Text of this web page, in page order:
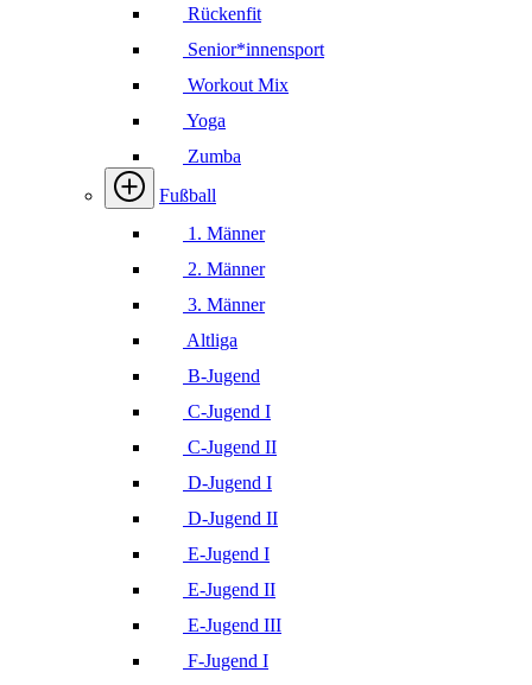
Rückenfit
Senior*innensport
Workout Mix
Yoga
Zumba
Fußball
1. Männer
2. Männer
3. Männer
Altliga
B-Jugend
C-Jugend I
C-Jugend II
D-Jugend I
D-Jugend II
E-Jugend I
E-Jugend II
E-Jugend III
F-Jugend I